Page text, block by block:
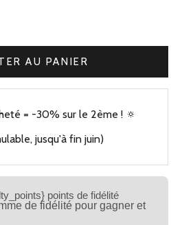
quantité
AU PANIER
= -30% sur le 2ème ! 🔅
jusqu'à fin juin)
points de fidélité
de fidélité pour gagner et